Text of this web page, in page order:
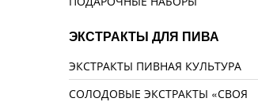
ЭКСТРАКТЫ ДЛЯ ПИВА
ЭКСТРАКТЫ ПИВНАЯ КУЛЬТУРА
СОЛОДОВЫЕ ЭКСТРАКТЫ «СВОЯ